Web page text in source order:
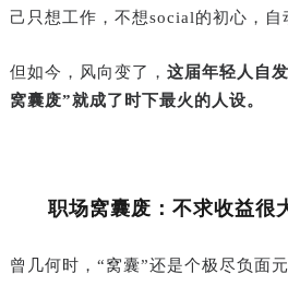
己只想工作，不想social的初心，自
但如今，风向变了， 这届年轻人自
窝囊废”就成了时下最火的人设。
职场窝囊废：不求收益很
曾几何时，“窝囊”还是个极尽负面元